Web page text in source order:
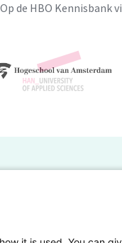
Op de HBO Kennisbank